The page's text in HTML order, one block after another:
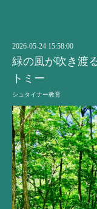
2026-05-24 15:58:00
緑の風が吹き渡
トミー
シュタイナー教育